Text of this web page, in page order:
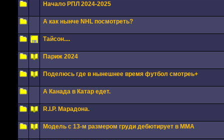
Начало РПЛ 2024-2025
А как нынче NHL посмотреть?
Тайсон....
Париж 2024
Поделюсь где в нынешнее время футбол смотреь+
А Канада в Катар едет.
R.I.P. Марадона.
Модель с 13-м размером груди дебютирует в MMA